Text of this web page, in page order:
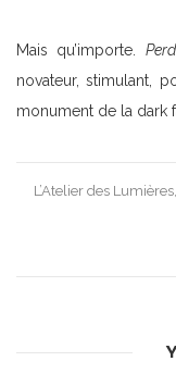
Mais qu’importe.
novateur, stimulant,
monument de la dark
Post
L’Atelier des